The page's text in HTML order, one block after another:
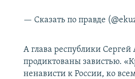
— Сказать по правде
А глава республики
продиктованы завистью.
ненависти к России, ко